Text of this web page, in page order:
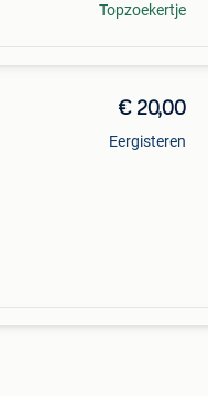
Topzoekertje
€ 20,00
Eergisteren